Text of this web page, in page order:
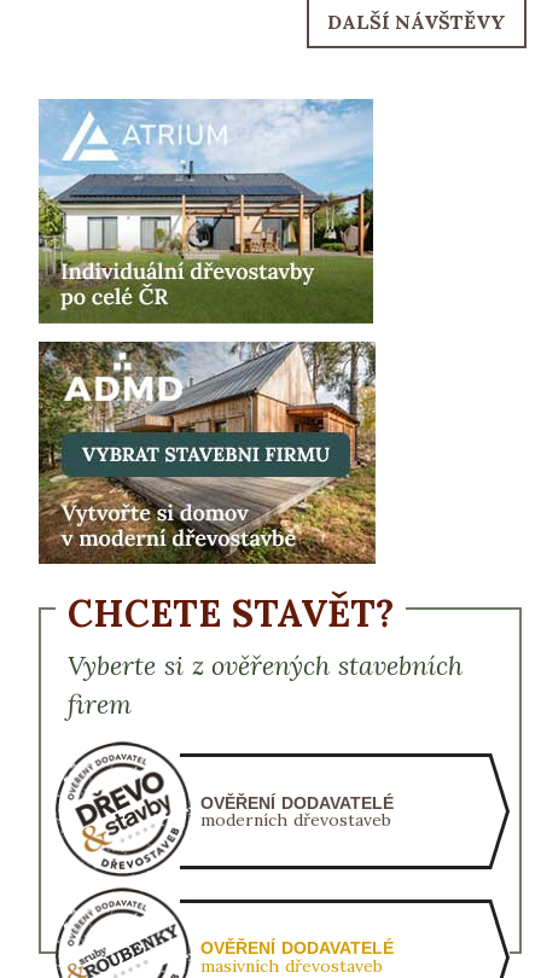
DALŠÍ NÁVŠTĚVY
CHCETE STAVĚT?
Vyberte si z ověřených stavebních
firem
OVĚŘENÍ DODAVATELÉ
moderních dřevostaveb
OVĚŘENÍ DODAVATELÉ
masivních dřevostaveb